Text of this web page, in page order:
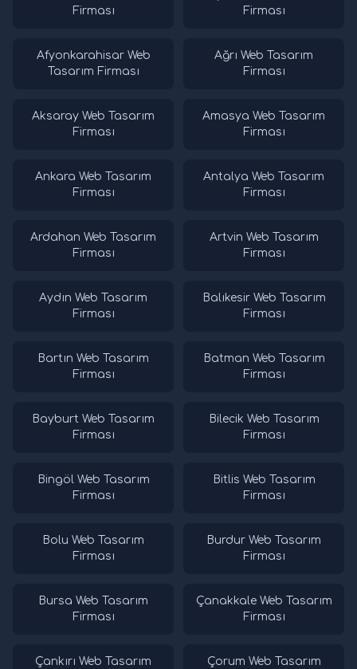
Firması
Firması
Afyonkarahisar Web
Tasarım Firması
Ağrı Web Tasarım
Firması
Aksaray Web Tasarım
Firması
Amasya Web Tasarım
Firması
Ankara Web Tasarım
Firması
Antalya Web Tasarım
Firması
Ardahan Web Tasarım
Firması
Artvin Web Tasarım
Firması
Aydın Web Tasarım
Firması
Balıkesir Web Tasarım
Firması
Bartın Web Tasarım
Firması
Batman Web Tasarım
Firması
Bayburt Web Tasarım
Firması
Bilecik Web Tasarım
Firması
Bingöl Web Tasarım
Firması
Bitlis Web Tasarım
Firması
Bolu Web Tasarım
Firması
Burdur Web Tasarım
Firması
Bursa Web Tasarım
Firması
Çanakkale Web Tasarım
Firması
Çankırı Web Tasarım
Çorum Web Tasarım